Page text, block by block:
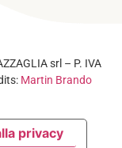
srl – P. IVA
Martin Brando
privacy